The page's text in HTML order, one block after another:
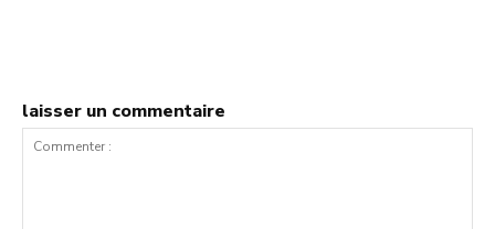
laisser un commentaire